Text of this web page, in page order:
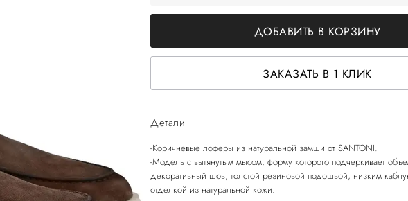
ДОБАВИТЬ В КОРЗИНУ
ЗАКАЗАТЬ В 1 КЛИК
Детали
-Коричневые лоферы из натуральной замши от SANTONI.
-Модель с вытянутым мысом, форму которого подчеркивает
декоративный шов, толстой резиновой подошвой, низким